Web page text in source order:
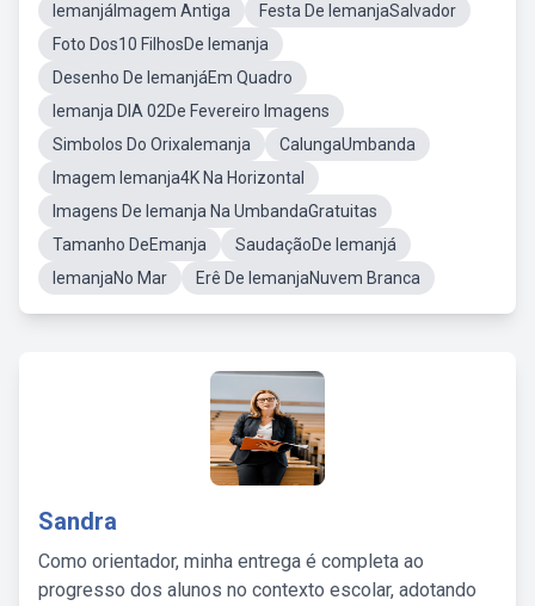
IemanjáImagem Antiga
Festa De IemanjaSalvador
Foto Dos10 FilhosDe Iemanja
Desenho De IemanjáEm Quadro
Iemanja DIA 02De Fevereiro Imagens
Simbolos Do OrixaIemanja
CalungaUmbanda
Imagem Iemanja4K Na Horizontal
Imagens De Iemanja Na UmbandaGratuitas
Tamanho DeEmanja
SaudaçãoDe Iemanjá
IemanjaNo Mar
Erê De IemanjaNuvem Branca
Sandra
Como orientador, minha entrega é completa ao
progresso dos alunos no contexto escolar, adotando